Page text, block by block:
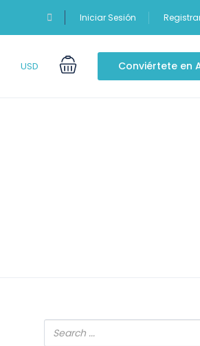
Iniciar Sesión
USD Conviértete en